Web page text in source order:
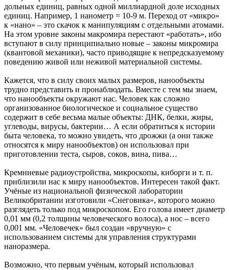
дольных единиц, равных одной миллиардной доле исходных
единиц. Например, 1 нанометр = 10-9 м. Переход от «микро»
к «нано» – это скачок к манипуляциям с отдельными атомами.
На этом уровне законы макромира перестают «работать», ибо
вступают в силу принципиально новые – законы микромира
(квантовой механики), часто приводящие к непредсказуемому
поведению живой или неживой материальной системы.
Кажется, что в силу своих малых размеров, нанообъекты
трудно представить и пронаблюдать. Вместе с тем мы знаем,
что нанообъекты окружают нас. Человек как сложно
организованное биологическое и социальное существо
содержит в себе весьма малые объекты: ДНК, белки, жиры,
углеводы, вирусы, бактерии… А если обратиться к истории
быта человека, то можно увидеть, что дрожжи (а они также
относятся к миру нанообъектов) он использовал при
приготовлении теста, сыров, соков, вина, пива…
Кремниевые радиоустройства, микроскопы, киборги и т. п.
приблизили нас к миру нанообъектов. Интересен такой факт.
Учёные из национальной физической лаборатории
Великобритании изготовили «Снеговика», которого можно
разглядеть только под микроскопом. Его голова имеет диаметр
0,01 мм (0,2 толщины человеческого волоса), а нос – всего
0,001 мм. «Человечек» был создан «вручную» с
использованием системы для управления структурами
наноразмера.
Возможно, что первым учёным, который использовал